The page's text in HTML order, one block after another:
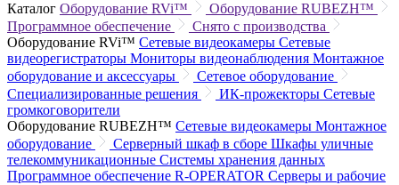
Каталог Оборудование RVi™
Оборудование RUBEZH™
Программное обеспечение
Снято с производства
Оборудование RVi™ Сетевые видеокамеры Сетевые
видеорегистраторы Мониторы видеонаблюдения Монтажное
оборудование и аксессуары
Сетевое оборудование
Специализированные решения
ИК-прожекторы Сетевые
громкоговорители
Оборудование RUBEZH™ Сетевые видеокамеры Монтажное
оборудование
Серверный шкаф в сборе Шкафы уличные
телекоммуникационные Системы хранения данных
Программное обеспечение R-OPERATOR Серверы и рабочие